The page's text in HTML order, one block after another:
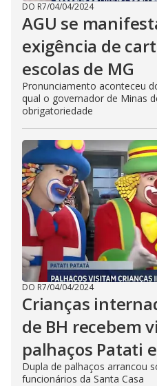
DO R7/04/04/2024
AGU se
exigência de
escolas de MG
Pronunciamento aconteceu
qual o governador de Minas
obrigatoriedade
DO R7/04/04/2024
Crianças
de BH recebem
palhaços Patati
Dupla de palhaços arrancou
funcionários da Santa Casa